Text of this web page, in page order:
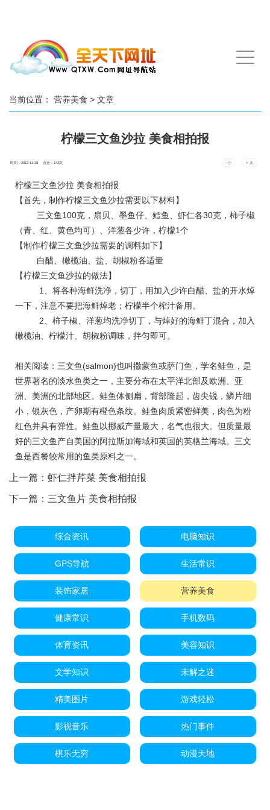
手
机
当前位置： 营养美食 > 文章
柠檬三文鱼沙拉 美食相拍报
时间：2013-11-28 点击：142次 - 小 + 大
柠檬三文鱼沙拉 美食相拍报
【首先，制作柠檬三文鱼沙拉需要以下材料】
三文鱼100克，扇贝、墨鱼仔、鳕鱼、虾仁各30克，柿子椒
（青、红、黄色均可）、洋葱各少许，柠檬1个
【制作柠檬三文鱼沙拉需要的调料如下】
白醋、橄榄油、盐、胡椒粉各适量
【柠檬三文鱼沙拉的做法】
1、将各种海鲜洗净，切丁，用加入少许白醋、盐的开水焯
一下，注意不要把海鲜焯老；柠檬半个榨汁备用。
2、柿子椒、洋葱均洗净切丁，与焯好的海鲜丁混合，加入
橄榄油、柠檬汁、胡椒粉调味，拌匀即可。
相关阅读：三文鱼(salmon)也叫撒蒙鱼或萨门鱼，学名鲑鱼，是
世界著名的淡水鱼类之一，主要分布在太平洋北部及欧洲、亚
洲、美洲的北部地区。鲑鱼体侧扁，背部隆起，齿尖锐，鳞片细
小，银灰色，产卵期有橙色条纹。鲑鱼肉质紧密鲜美，肉色为粉
红色并具有弹性。鲑鱼以挪威产量最大，名气也很大。但质量最
好的三文鱼产自美国的阿拉斯加海域和英国的英格兰海域。三文
鱼是西餐较常用的鱼类原料之一。
上一篇： 虾仁拌芹菜 美食相拍报
下一篇： 三文鱼片 美食相拍报
综合资讯 电脑知识
GPS导航 生活常识
装饰家居 营养美食
健康常识 手机数码
体育资讯 美容知识
文学知识 未解之迷
精美图片 游戏轻松
影视音乐 热门事件
棋乐无穷 动漫天地